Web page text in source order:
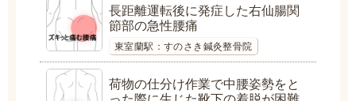
長距離運転後に発症した右仙腸関
節部の急性腰痛
東室蘭駅：すのさき鍼灸整骨院
荷物の仕分け作業で中腰姿勢をと